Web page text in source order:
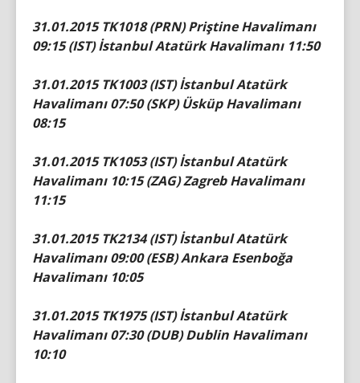
31.01.2015 TK1018 (PRN) Priştine Havalimanı
09:15 (IST) İstanbul Atatürk Havalimanı 11:50
31.01.2015 TK1003 (IST) İstanbul Atatürk
Havalimanı 07:50 (SKP) Üsküp Havalimanı
08:15
31.01.2015 TK1053 (IST) İstanbul Atatürk
Havalimanı 10:15 (ZAG) Zagreb Havalimanı
11:15
31.01.2015 TK2134 (IST) İstanbul Atatürk
Havalimanı 09:00 (ESB) Ankara Esenboğa
Havalimanı 10:05
31.01.2015 TK1975 (IST) İstanbul Atatürk
Havalimanı 07:30 (DUB) Dublin Havalimanı
10:10